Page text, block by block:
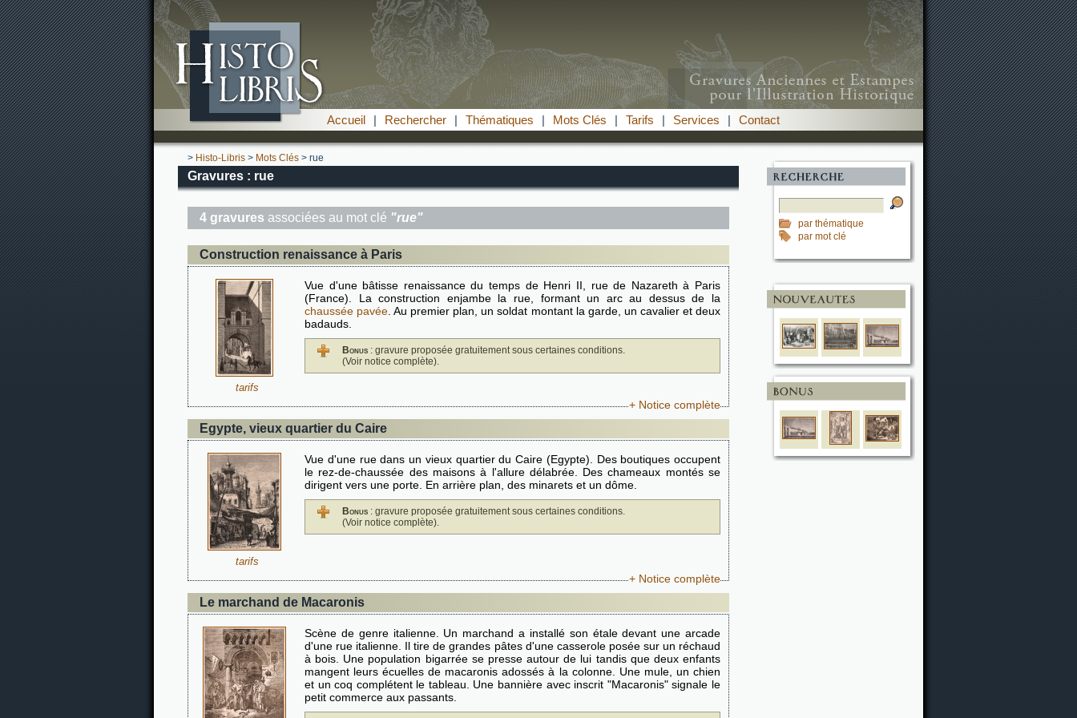
Accueil | Rechercher | Thématiques | Mots Clés | Tarifs | Services | Contact
par thématique
par mot clé
> Histo-Libris > Mots Clés > rue
Gravures : rue
4 gravures associées au mot clé "rue"
Construction renaissance à Paris
tarifs
Vue d'une bâtisse renaissance du temps de Henri II, rue de Nazareth à Paris
(France). La construction enjambe la rue, formant un arc au dessus de la
chaussée pavée . Au premier plan, un soldat montant la garde, un cavalier et deux
badauds.
Bonus : gravure proposée gratuitement sous certaines conditions.
(Voir notice complète).
+ Notice complète
Egypte, vieux quartier du Caire
tarifs
Vue d'une rue dans un vieux quartier du Caire (Egypte). Des boutiques occupent
le rez-de-chaussée des maisons à l'allure délabrée. Des chameaux montés se
dirigent vers une porte. En arrière plan, des minarets et un dôme.
Bonus : gravure proposée gratuitement sous certaines conditions.
(Voir notice complète).
+ Notice complète
Le marchand de Macaronis
Scène de genre italienne. Un marchand a installé son étale devant une arcade
d'une rue italienne. Il tire de grandes pâtes d'une casserole posée sur un réchaud
à bois. Une population bigarrée se presse autour de lui tandis que deux enfants
mangent leurs écuelles de macaronis adossés à la colonne. Une mule, un chien
et un coq complétent le tableau. Une bannière avec inscrit "Macaronis" signale le
petit commerce aux passants.